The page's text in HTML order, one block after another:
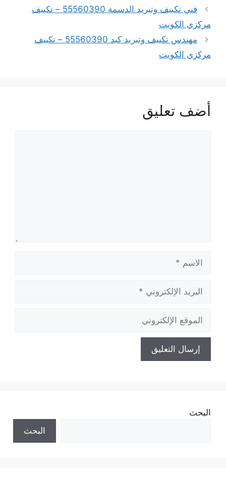
فني تكييف وتبريد الدسمة 55560390 – تكييف
مركزي الكويت
مهندس تكييف وتبريد كبد 55560390 – تكييف
مركزي الكويت
أضف تعليق
الاسم
البريد
الإلكتروني
الموقع
الإلكتروني
البحث
البحث